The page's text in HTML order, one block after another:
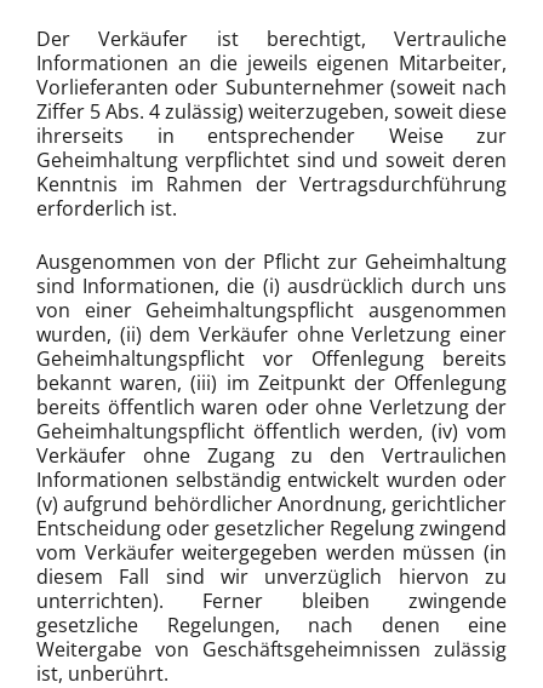
Der Verkäufer ist berechtigt, Vertrauliche
Informationen an die jeweils eigenen Mitarbeiter,
Vorlieferanten oder Subunternehmer (soweit nach
Ziffer 5 Abs. 4 zulässig) weiterzugeben, soweit diese
ihrerseits in entsprechender Weise zur
Geheimhaltung verpflichtet sind und soweit deren
Kenntnis im Rahmen der Vertragsdurchführung
erforderlich ist.
Ausgenommen von der Pflicht zur Geheimhaltung
sind Informationen, die (i) ausdrücklich durch uns
von einer Geheimhaltungspflicht ausgenommen
wurden, (ii) dem Verkäufer ohne Verletzung einer
Geheimhaltungspflicht vor Offenlegung bereits
bekannt waren, (iii) im Zeitpunkt der Offenlegung
bereits öffentlich waren oder ohne Verletzung der
Geheimhaltungspflicht öffentlich werden, (iv) vom
Verkäufer ohne Zugang zu den Vertraulichen
Informationen selbständig entwickelt wurden oder
(v) aufgrund behördlicher Anordnung, gerichtlicher
Entscheidung oder gesetzlicher Regelung zwingend
vom Verkäufer weitergegeben werden müssen (in
diesem Fall sind wir unverzüglich hiervon zu
unterrichten). Ferner bleiben zwingende
gesetzliche Regelungen, nach denen eine
Weitergabe von Geschäftsgeheimnissen zulässig
ist, unberührt.